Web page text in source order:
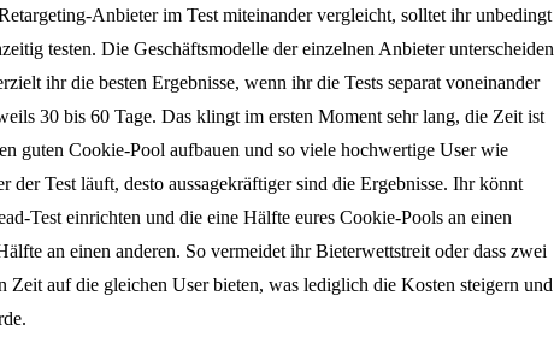
Anbieter im Test miteinander vergleicht, solltet ihr unbedingt
testen. Die Geschäftsmodelle der einzelnen Anbieter unterscheiden
ihr die besten Ergebnisse, wenn ihr die Tests separat voneinander
30 bis 60 Tage. Das klingt im ersten Moment sehr lang, die Zeit ist
guten Cookie-Pool aufbauen und so viele hochwertige User wie
der Test läuft, desto aussagekräftiger sind die Ergebnisse. Ihr könnt
Test einrichten und die eine Hälfte eures Cookie-Pools an einen
an einen anderen. So vermeidet ihr Bieterwettstreit oder dass zwei
Zeit auf die gleichen User bieten, was lediglich die Kosten steigern und